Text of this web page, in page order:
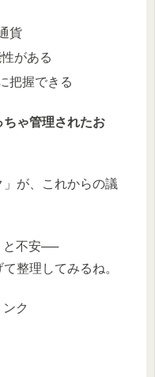
貨
がある
把握できる
ちゃ管理されたお
が、これからの議
と不安──
整理してみるね。
ク